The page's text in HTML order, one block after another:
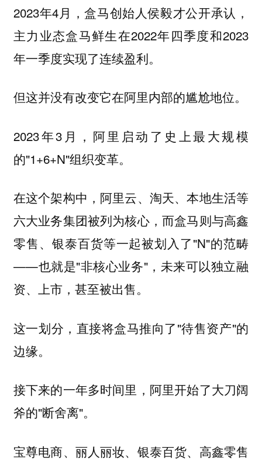
2023年4月，盒马创始人侯毅才公开承认，
主力业态盒马鲜生在2022年四季度和2023
年一季度实现了连续盈利。
但这并没有改变它在阿里内部的尴尬地位。
2023年3月，阿里启动了史上最大规模
的"1+6+N"组织变革。
在这个架构中，阿里云、淘天、本地生活等
六大业务集团被列为核心，而盒马则与高鑫
零售、银泰百货等一起被划入了"N"的范畴
——也就是"非核心业务"，未来可以独立融
资、上市，甚至被出售。
这一划分，直接将盒马推向了"待售资产"的
边缘。
接下来的一年多时间里，阿里开始了大刀阔
斧的"断舍离"。
宝尊电商、丽人丽妆、银泰百货、高鑫零售